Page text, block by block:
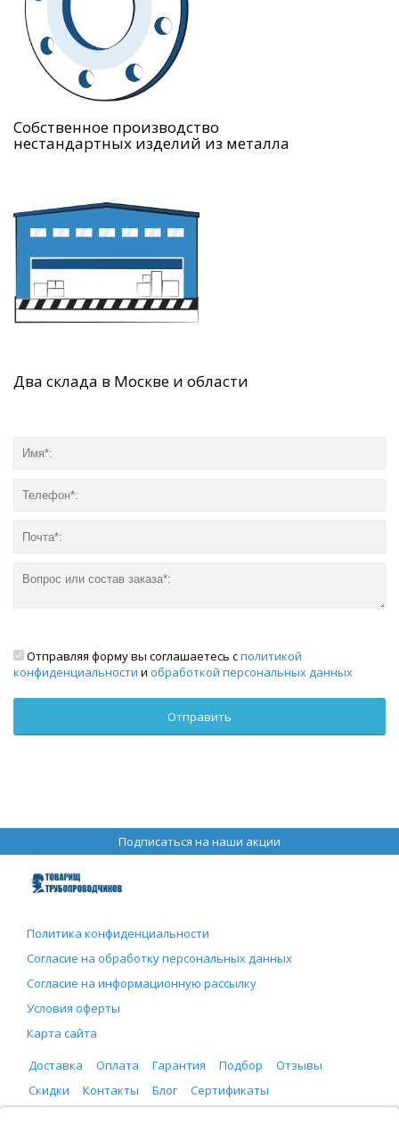
Собственное производство
нестандартных изделий из металла
Два склада в Москве и области
Отправляя форму вы соглашаетесь сполитикой
конфиденциальности и обработкой персональных данных
Подписаться на наши акции
Политика конфиденциальности
Согласие на обработку персональных данных
Согласие на информационную рассылку
Условия оферты
Карта сайта
Доставка
Оплата Гарантия Подбор
Отзывы
Скидки
Контакты Блог Сертификаты